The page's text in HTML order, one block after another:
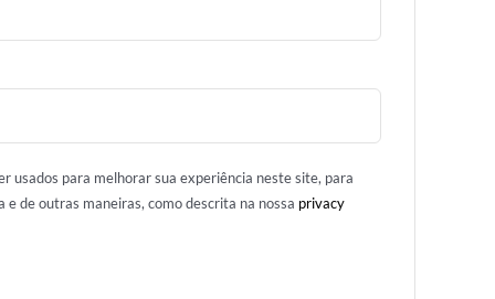
usados para melhorar sua experiência neste site, para
e de outras maneiras, como descrita na nossa privacy